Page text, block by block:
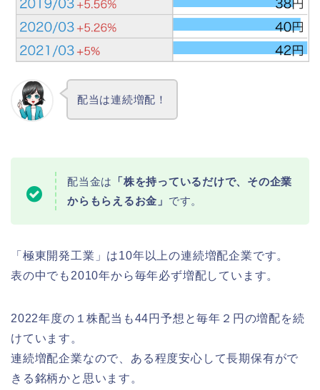
配当は連続増配！
配当金は
「株を持っているだけで、その企業
からもらえるお金」 です。
「極東開発工業」は10年以上の連続増配企業です。
表の中でも2010年から毎年必ず増配しています。
2022年度の１株配当も44円予想と毎年２円の増配を続
けています。
連続増配企業なので、ある程度安心して長期保有がで
きる銘柄かと思います。